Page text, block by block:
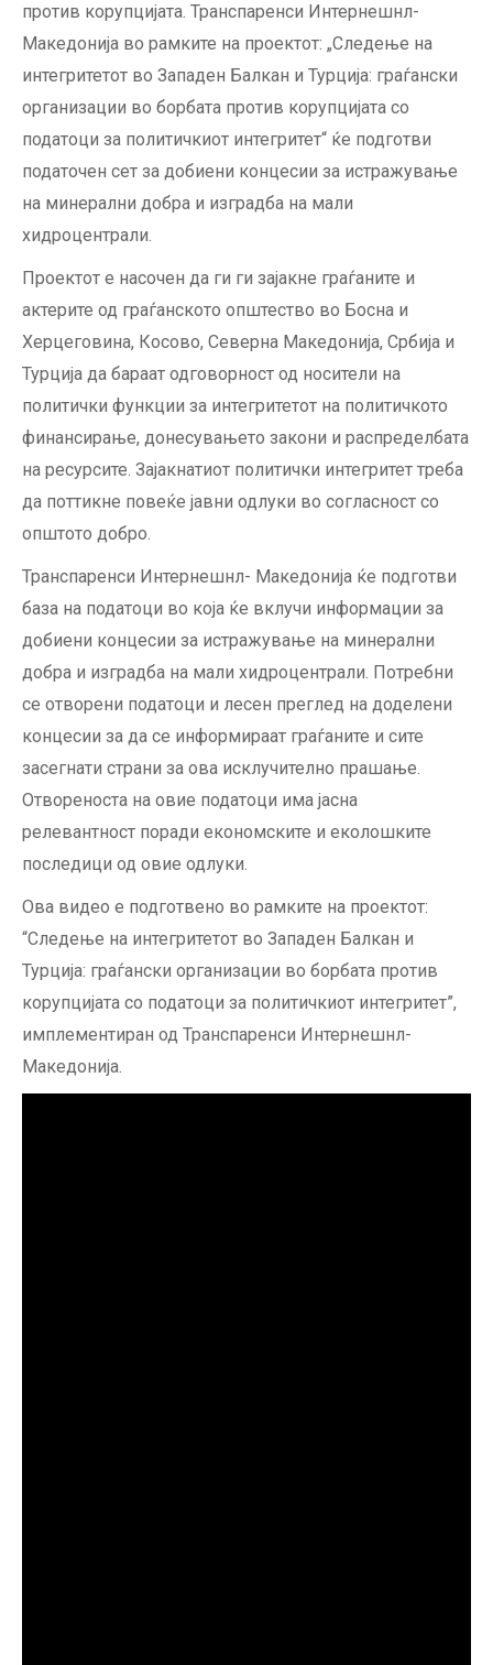
против корупцијата. Транспаренси Интернешнл-
Македонија во рамките на проектот: „Следење на
интегритетот во Западен Балкан и Турција: граѓански
организации во борбата против корупцијата со
податоци за политичкиот интегритет“ ќе подготви
податочен сет за добиени концесии за истражување
на минерални добра и изградба на мали
хидроцентрали.
Проектот е насочен да ги ги зајакне граѓаните и
актерите од граѓанското општество во Босна и
Херцеговина, Косово, Северна Македонија, Србија и
Турција да бараат одговорност од носители на
политички функции за интегритетот на политичкото
финансирање, донесувањето закони и распределбата
на ресурсите. Зајакнатиот политички интегритет треба
да поттикне повеќе јавни одлуки во согласност со
општото добро.
Транспаренси Интернешнл- Македонија ќе подготви
база на податоци во која ќе вклучи информации за
добиени концесии за истражување на минерални
добра и изградба на мали хидроцентрали. Потребни
се отворени податоци и лесен преглед на доделени
концесии за да се информираат граѓаните и сите
засегнати страни за ова исклучително прашање.
Отвореноста на овие податоци има јасна
релевантност поради економските и еколошките
последици од овие одлуки.
Ова видео е подготвено во рамките на проектот:
“Следење на интегритетот во Западен Балкан и
Турција: граѓански организации во борбата против
корупцијата со податоци за политичкиот интегритет”,
имплементиран од Транспаренси Интернешнл-
Македонија.